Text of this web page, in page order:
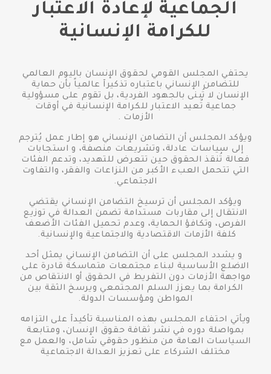
الجماعية لإعادة الاعتبار
للكرامة الإنسانية
يحتفي المجلس القومي لحقوق الإنسان باليوم العالمي
للتضامن الإنساني باعتباره تذكيرآ عالمياً بأن حماية
الإنسان لا تُبنى بالجهود الفردية، بل تقوم على مسؤولية
جماعية تُعيد الاعتبار للكرامة الإنسانية في أوقات
الأزمات .
ويؤكد المجلس أن التضامن الإنساني هو إطار عمل يُترجم
إلى سياسات عادلة، وتشريعات منصفة، و استجابات
فعالة تُنقذ الحقوق حين تتعرض للتهديد، وتدعم الفئات
التي تتحمل العبء الأكبر من النزاعات والفقر، والتفاوت
الاجتماعي.
ويؤكد المجلس أن ترسيخ التضامن الإنساني يقتضي
الانتقال إلى مقاربات مستدامة تضمن العدالة في توزيع
الفرص، وتكافؤ الحماية، وعدم تحميل الفئات الأضعف
كلفة الأزمات الاقتصادية والاجتماعية والإنسانية.
و يشدد المجلس على أن التضامن الإنساني يمثل أحد
الاضلع الأساسية لبناء مجتمعات متماسكة قادرة على
مواجهة الأزمات دون التفريط في الحقوق أو الانتقاص من
الكرامة بما يعزز السلم المجتمعي ويرسخ الثقة بين
المواطن ومؤسسات الدولة.
ويأتي احتفاء المجلس بهذه المناسبة تأكيدآ على التزامه
بمواصلة دوره في نشر ثقافة حقوق الإنسان، ومتابعة
السياسات العامة من منظور حقوقي شامل، والعمل مع
مختلف الشركاء على تعزيز العدالة الاجتماعية